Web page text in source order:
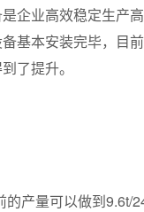
企业高效稳定生产
基本安装完毕，目
了提升。
的产量可以做到